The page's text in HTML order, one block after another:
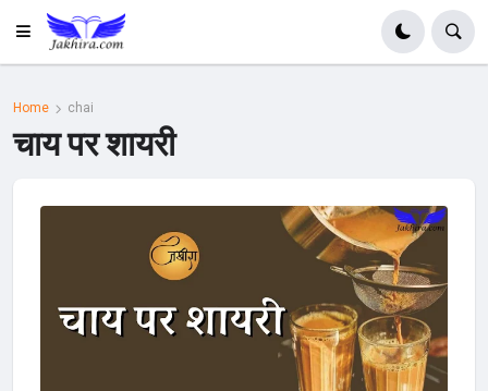
Home chai
चाय पर शायरी